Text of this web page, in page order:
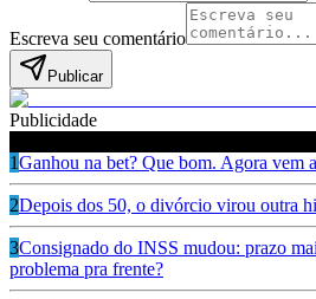
Escreva seu comentário
Publicar
Publicidade
1Ganhou na bet? Que bom. Agora vem
2Depois dos 50, o divórcio virou outra
3Consignado do INSS mudou: prazo
problema pra frente?